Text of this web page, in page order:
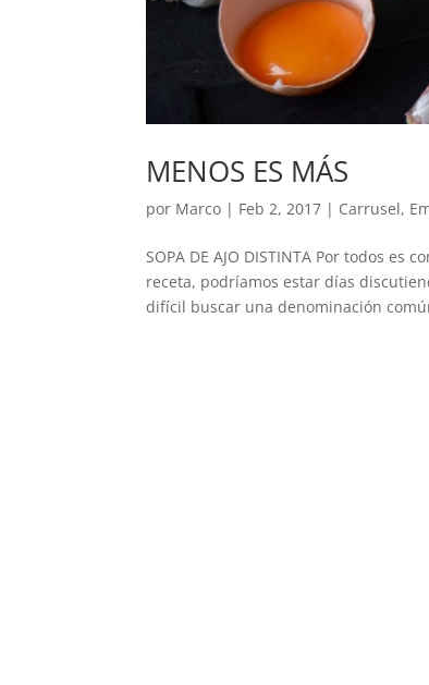
MENOS ES MÁS
por Marco | Feb 2, 2017 | Carrusel,
SOPA DE AJO DISTINTA Por todos
receta, podríamos estar días
difícil buscar una denominación